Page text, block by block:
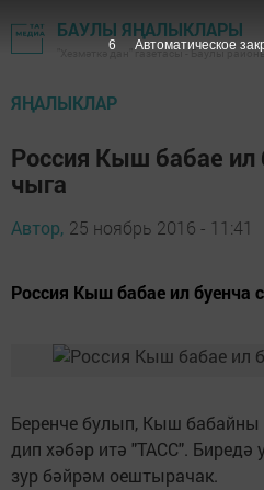
БАУЛЫ ЯҢАЛЫКЛАРЫ
"Хезмәткә дан" газетасы - Баулы
ЯҢАЛЫКЛАР
Россия Кыш бабае ил
чыга
Автор, 25 ноябрь 2016 - 11:41
Россия Кыш бабае ил буенча
Беренче булып, Кыш
дип хәбәр итә "ТАСС".
зур бәйрәм оештырачак.
6 Автоматическое